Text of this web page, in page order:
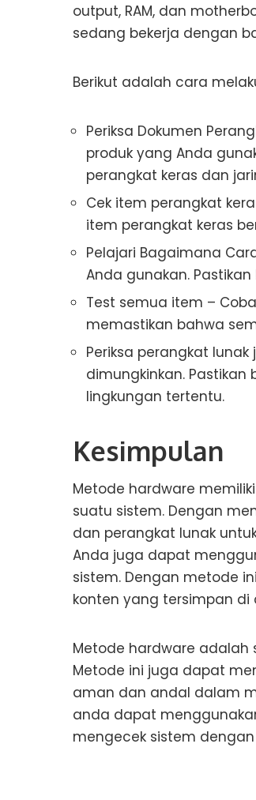
output, RAM, dan
sedang bekerja dengan
Berikut adalah cara
Periksa Dokumen
produk yang Anda
perangkat keras dan
Cek item perangkat
item perangkat keras
Pelajari Bagaimana
Anda gunakan.
Test semua item –
memastikan bahwa
Periksa perangkat
dimungkinkan.
lingkungan tertentu.
Kesimpulan
Metode hardware
suatu sistem. Dengan
dan perangkat lunak
Anda juga dapat
sistem. Dengan metode
konten yang tersimpan di
Metode hardware adalah
Metode ini juga dapat
aman dan andal dalam
anda dapat
mengecek sistem